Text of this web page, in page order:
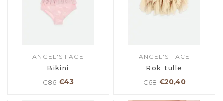
ANGEL'S FACE
Bikini
€86 €43
ANGEL'S FACE
Rok tulle
€68 €20,40